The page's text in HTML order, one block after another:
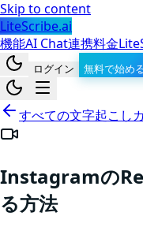
Skip to content
LiteScribe.ai
機能AI Chat連携料金
ログイン 無料で始め
すべての文字起こし
Instagramの
る方法